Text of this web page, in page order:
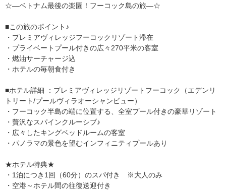
☆―ベトナム最後の楽園！フーコック島の旅―☆
■この旅のポイント♪
・プレミアヴィレッジフーコックリゾート滞在
・プライベートプール付きの広々270平米の客室
・燃油サーチャージ込
・ホテルの毎朝食付き
■ホテル詳細 ：プレミアヴィレッジリゾートフーコック（エデンリ
トリート/プールヴィラオーシャンビュー）
・フーコック半島の端に位置する、全室プール付きの豪華リゾート
・贅沢なスパインクルーシブ♪
・広々したキングベッドルームの客室
・パノラマの景色を望むインフィニティプールあり
★ホテル特典★
・1泊につき1回（60分）のスパ付き ※大人のみ
・空港～ホテル間の往復送迎付き